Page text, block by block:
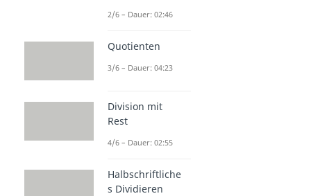
2/6 – Dauer: 02:46
Quotienten
3/6 – Dauer: 04:23
Division mit
Rest
4/6 – Dauer: 02:55
Halbschriftliche
s Dividieren